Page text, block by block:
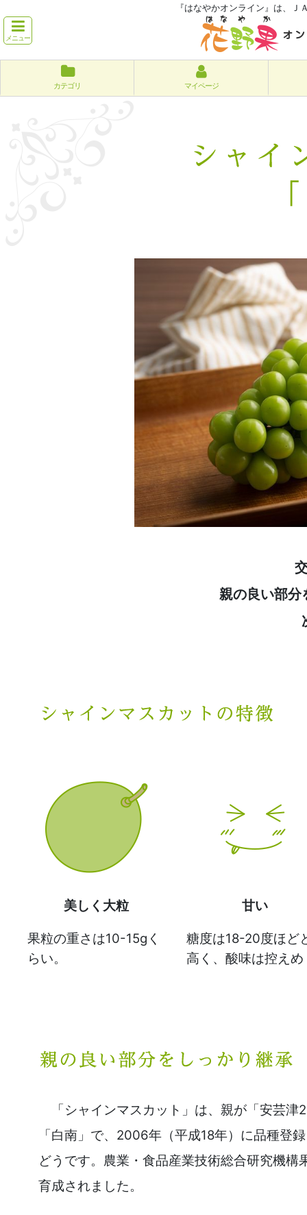
『はなやかオンライン』は、
メニュー
カテゴリ マイページ
親の良い部分
美しく大粒
果粒の重さは10-15gく
らい。
甘い
糖度は18-20度ほど
高く、酸味は控えめ
「シャインマスカット」は、親が「安芸津
「白南」で、2006年（平成18年）に品種登
どうです。農業・食品産業技術総合研究機構
育成されました。